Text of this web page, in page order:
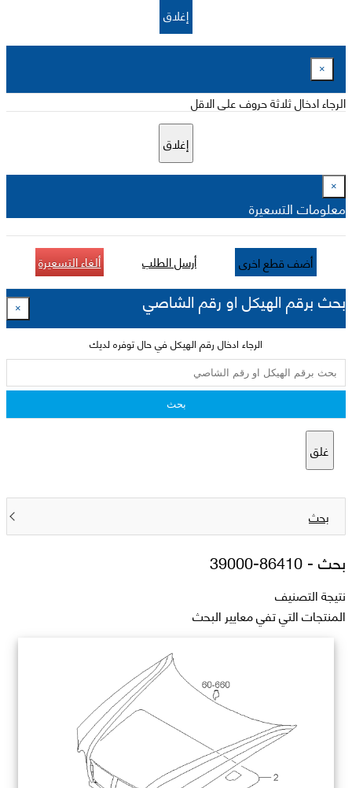
إغلاق
×
الرجاء ادخال ثلاثة حروف على الاقل
إغلاق
×
معلومات التسعيرة
أضف قطع اخرى أرسل الطلب ألغاء التسعيرة
بحث برقم الهيكل او رقم الشاصي ×
الرجاء ادخال رقم الهيكل في حال توفره لديك
بحث
غلق
بحث
بحث -86410-39000
نتيجة التصنيف
المنتجات التي تفي معايير البحث